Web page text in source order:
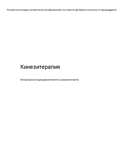
*Натиснете върху съответното изображение за повече детайли за всяка от процедурите
Кинезитерапия
Фокусирана върху движението и упражненията